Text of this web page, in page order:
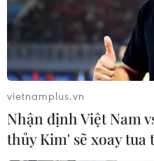
vietnamplus.vn
Nhận định Việt Nam
thủy Kim' sẽ xoay